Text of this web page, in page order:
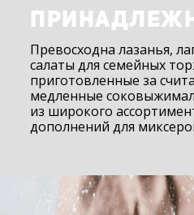
АУДИО-ВИДЕО
КУХНЯ
БЫТОВАЯ ТЕХНИКА
ОФИС И КАБЕЛИ
Превосходна лазанья,
салаты для семейных
приготовленные за
медленные
из широкого
дополнений для